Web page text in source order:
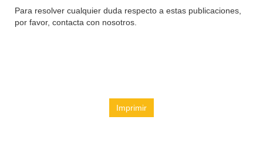
Para resolver cualquier duda respecto a estas publicaciones,
por favor, contacta con nosotros.
Imprimir